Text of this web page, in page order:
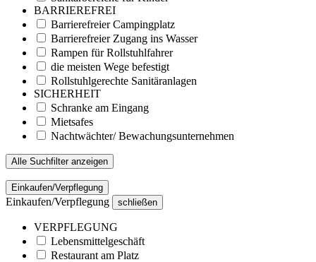
BARRIEREFREI
Barrierefreier Campingplatz
Barrierefreier Zugang ins Wasser
Rampen für Rollstuhlfahrer
die meisten Wege befestigt
Rollstuhlgerechte Sanitäranlagen
SICHERHEIT
Schranke am Eingang
Mietsafes
Nachtwächter/ Bewachungsunternehmen
Alle Suchfilter anzeigen
Einkaufen/Verpflegung
Einkaufen/Verpflegung schließen
VERPFLEGUNG
Lebensmittelgeschäft
Restaurant am Platz